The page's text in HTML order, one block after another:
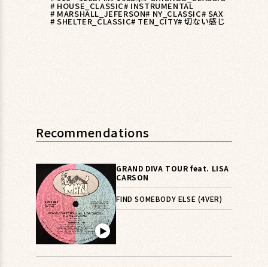
# HOUSE_CLASSIC# INSTRUMENTAL
# MARSHALL_JEFERSON# NY_CLASSIC# SAX
# SHELTER_CLASSIC# TEN_CITY# 切ない感じ
Recommendations
▶︎
GRAND DIVA TOUR feat. LISA
CARSON
FIND SOMEBODY ELSE (4VER)